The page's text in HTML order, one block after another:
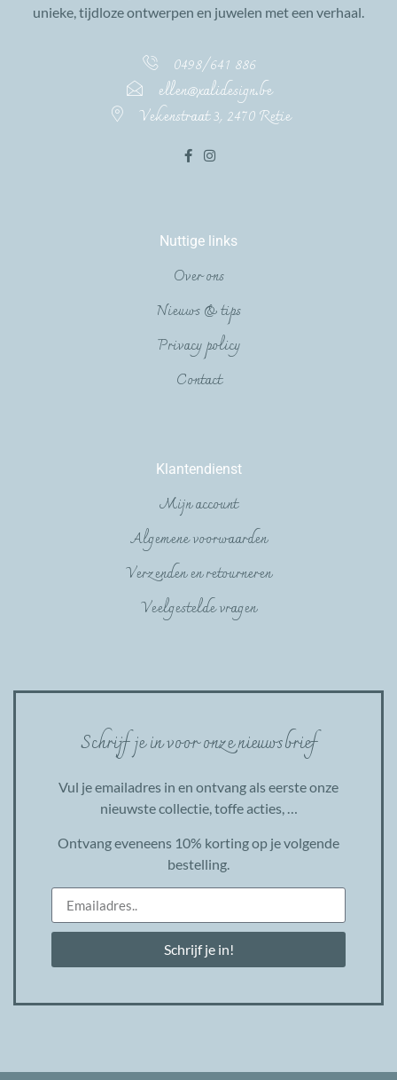
unieke, tijdloze ontwerpen en juwelen met een verhaal.
0498/641 886
ellen@xalidesign.be
Vekenstraat 3, 2470 Retie
Nuttige links
Over ons
Nieuws & tips
Privacy policy
Contact
Klantendienst
Mijn account
Algemene voorwaarden
Verzenden en retourneren
Veelgestelde vragen
Schrijf je in voor onze nieuwsbrief
Vul je emailadres in en ontvang als eerste onze
nieuwste collectie, toffe acties, …
Ontvang eveneens 10% korting op je volgende
bestelling.
Schrijf je in!